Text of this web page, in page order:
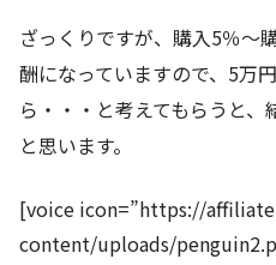
ざっくりですが、購入5％～
酬になっていますので、5万
ら・・・と考えてもらうと
と思います。
[voice icon=”https://
content/uploads/